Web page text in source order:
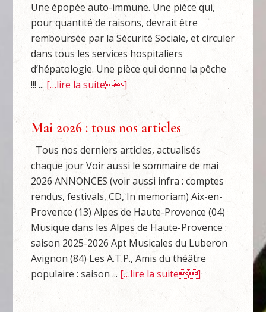
Une épopée auto-immune. Une pièce qui,
pour quantité de raisons, devrait être
remboursée par la Sécurité Sociale, et circuler
dans tous les services hospitaliers
d’hépatologie. Une pièce qui donne la pêche
!!! ... […lire la suite]
Mai 2026 : tous nos articles
Tous nos derniers articles, actualisés
chaque jour Voir aussi le sommaire de mai
2026 ANNONCES (voir aussi infra : comptes
rendus, festivals, CD, In memoriam) Aix-en-
Provence (13) Alpes de Haute-Provence (04)
Musique dans les Alpes de Haute-Provence :
saison 2025-2026 Apt Musicales du Luberon
Avignon (84) Les A.T.P., Amis du théâtre
populaire : saison ... […lire la suite]